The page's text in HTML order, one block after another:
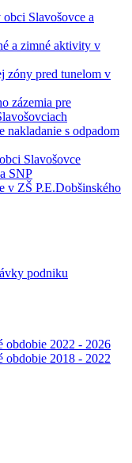
Slavošovce a
a zimné aktivity v
zóny pred tunelom v
zázemia pre
nakladanie s odpadom
Slavošovce
SNP
v ZŠ P.E.Dobšinského
podniku
obdobie 2022 - 2026
obdobie 2018 - 2022